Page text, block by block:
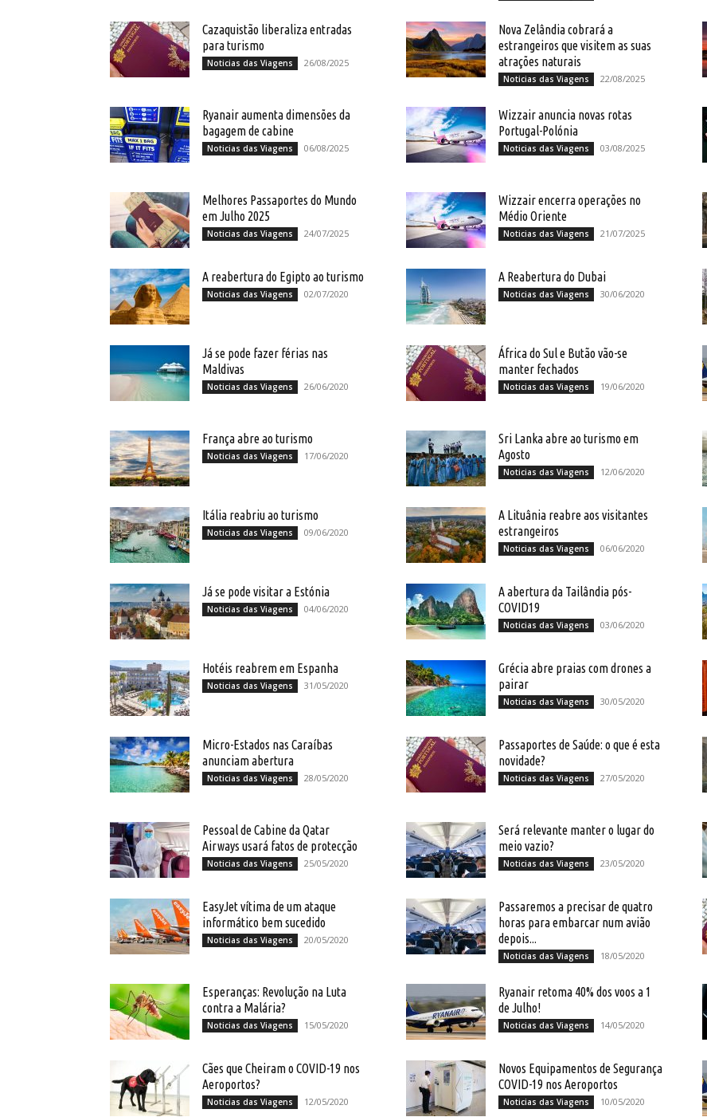
Cazaquistão liberaliza entradas
para turismo
Noticias das Viagens 26/08/2025
Nova Zelândia cobrará a
estrangeiros que visitem as suas
atrações naturais
Noticias das Viagens 22/08/2025
Ryanair aumenta dimensões da
bagagem de cabine
Noticias das Viagens 06/08/2025
Wizzair anuncia novas rotas
Portugal-Polónia
Noticias das Viagens 03/08/2025
Melhores Passaportes do Mundo
em Julho 2025
Noticias das Viagens 24/07/2025
Wizzair encerra operações no
Médio Oriente
Noticias das Viagens 21/07/2025
A reabertura do Egipto ao turismo
Noticias das Viagens 02/07/2020
A Reabertura do Dubai
Noticias das Viagens 30/06/2020
Já se pode fazer férias nas
Maldivas
Noticias das Viagens 26/06/2020
África do Sul e Butão vão-se
manter fechados
Noticias das Viagens 19/06/2020
França abre ao turismo
Noticias das Viagens 17/06/2020
Sri Lanka abre ao turismo em
Agosto
Noticias das Viagens 12/06/2020
Itália reabriu ao turismo
Noticias das Viagens 09/06/2020
A Lituânia reabre aos visitantes
estrangeiros
Noticias das Viagens 06/06/2020
Já se pode visitar a Estónia
Noticias das Viagens 04/06/2020
A abertura da Tailândia pós-
COVID19
Noticias das Viagens 03/06/2020
Hotéis reabrem em Espanha
Noticias das Viagens 31/05/2020
Grécia abre praias com drones a
pairar
Noticias das Viagens 30/05/2020
Micro-Estados nas Caraíbas
anunciam abertura
Noticias das Viagens 28/05/2020
Passaportes de Saúde: o que é esta
novidade?
Noticias das Viagens 27/05/2020
Pessoal de Cabine da Qatar
Airways usará fatos de protecção
Noticias das Viagens 25/05/2020
Será relevante manter o lugar do
meio vazio?
Noticias das Viagens 23/05/2020
EasyJet vítima de um ataque
informático bem sucedido
Noticias das Viagens 20/05/2020
Passaremos a precisar de quatro
horas para embarcar num avião
depois...
Noticias das Viagens 18/05/2020
Esperanças: Revolução na Luta
contra a Malária?
Noticias das Viagens 15/05/2020
Ryanair retoma 40% dos voos a 1
de Julho!
Noticias das Viagens 14/05/2020
Cães que Cheiram o COVID-19 nos
Aeroportos?
Noticias das Viagens 12/05/2020
Novos Equipamentos de Segurança
COVID-19 nos Aeroportos
Noticias das Viagens 10/05/2020